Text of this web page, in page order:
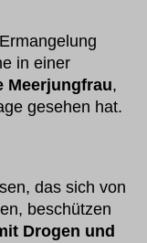
in einer
Meerjungfrau,
gesehen hat.
das sich von
beschützen
Drogen und